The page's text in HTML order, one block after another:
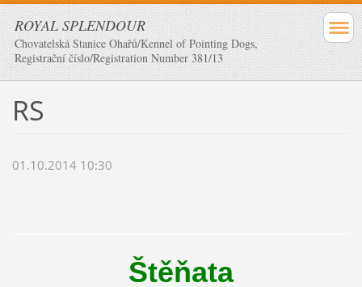
ROYAL SPLENDOUR
Chovatelská Stanice Ohařů/Kennel of Pointing Dogs,
Registrační číslo/Registration Number 381/13
RS
01.10.2014 10:30
Štěňata